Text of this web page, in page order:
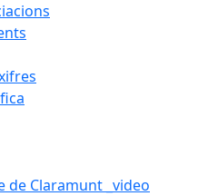
de Claramunt _video